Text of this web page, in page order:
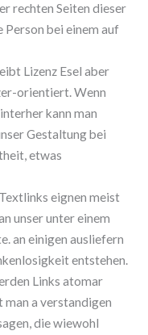
rechten Seiten dieser
Person bei einem auf
Lizenz Esel aber
orientiert. Wenn
kann man
Gestaltung bei
etwas
eignen meist
unser unter einem
an einigen ausliefern
entstehen.
Links atomar
a verstandigen
die wiewohl